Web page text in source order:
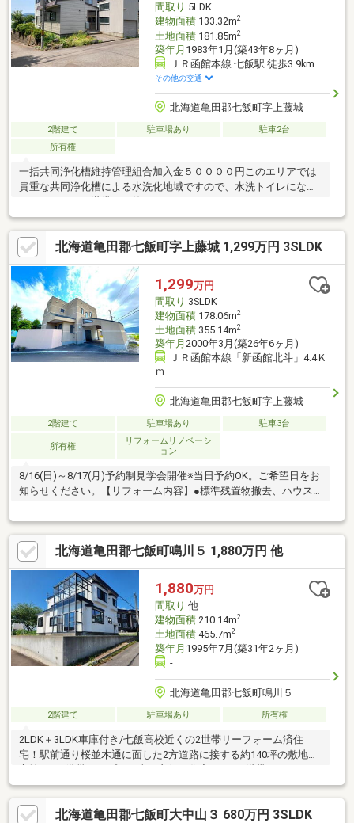
間取り 5LDK
建物面積133.32m2
土地面積181.85m2
築年月 1983年1月(築43年8ヶ月)
ＪＲ函館本線 七飯駅 徒歩3.9km
その他の交通
北海道亀田郡七飯町字上藤城
2階建て 駐車場あり
駐車2台
所有権
一括共同浄化槽維持管理組合加入金５００００円このエリアでは
貴重な共同浄化槽による水洗化地域ですので、水洗トイレになっ
というか約４０坪の部屋数の多い物件です！玄関前１台と車庫に
１台の計２台の駐車可能ですし、車庫でバイクや自転車等の整備
などもいいですね！家具家電がまだありますが売主様にて撤去い
たしますし、受け継いでお使いいただける方がいらっしゃれば譲
渡相談は可能となっております！鍵も弊社にございますので内覧
ご希望の方はお気軽にお問い合わせいただければと思います！■
未登記部分あり（※車庫と玄関フード）
北海道亀田郡七飯町字上藤城 1,299万円 3SLDK
1,299万円
間取り 3SLDK
建物面積178.06m2
土地面積355.14m2
築年月 2000年3月(築26年6ヶ月)
ＪＲ函館本線「新函館北斗」4.4Ｋ
ｍ
北海道亀田郡七飯町字上藤城
2階建て 駐車場あり 駐車3台
所有権
リフォームリノベーシ
ョン
8/16(日)～8/17(月)予約制見学会開催※当日予約OK。ご希望日をお
知らせください。【リフォーム内容】●標準残置物撤去、ハウス
すすめポイント】・本物件は条件により住宅ローン減税が適用さ
れます。・お客様に合わせたローンの組み方や金融機関をご提
案。住宅ローンが初めての方でもお気軽にご相談ください。【周
辺施設】・藤城小学校 1500ｍ（徒歩19分）・七飯中学校 2300ｍ
（徒歩29分）・セイコーマート七飯桜町店様 1800ｍ（徒歩23
分）・スーパー魚町桜町様 1900ｍ
北海道亀田郡七飯町鳴川５ 1,880万円 他
1,880万円
間取り 他
建物面積210.14m2
土地面積465.7m2
築年月 1995年7月(築31年2ヶ月)
-
北海道亀田郡七飯町鳴川５
2階建て 駐車場あり 所有権
2LDK＋3LDK車庫付き/七飯高校近くの2世帯リーフォーム済住
宅！駅前通り桜並木通に面した2方道路に接する約140坪の敷地に
立地する2世帯タイプの日当り良好な住宅です。2世帯のみなら
ず、建坪約63坪のスペックを誇り、ご家族の多い方や車やバイク
等多数所有されている方等に広くおすすめです。日差しがよく入
る2Fのサンルームからの見晴しも魅力です。
北海道亀田郡七飯町大中山３ 680万円 3SLDK